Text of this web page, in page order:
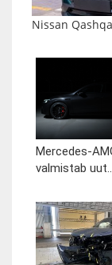
Nissan
Mercedes-
valmistab